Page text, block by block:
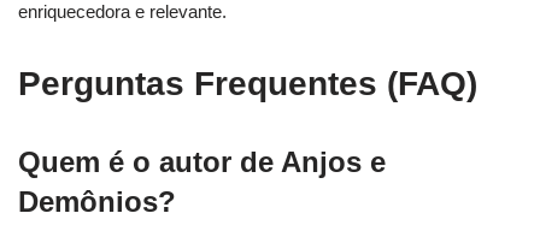
enriquecedora e relevante.
Perguntas Frequentes (FAQ)
Quem é o autor de Anjos e
Demônios?